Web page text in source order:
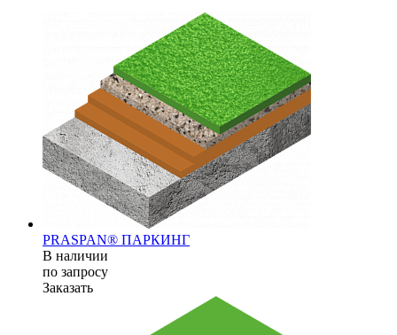
PRASPAN® ПАРКИНГ
В наличии
по запросу
Заказать